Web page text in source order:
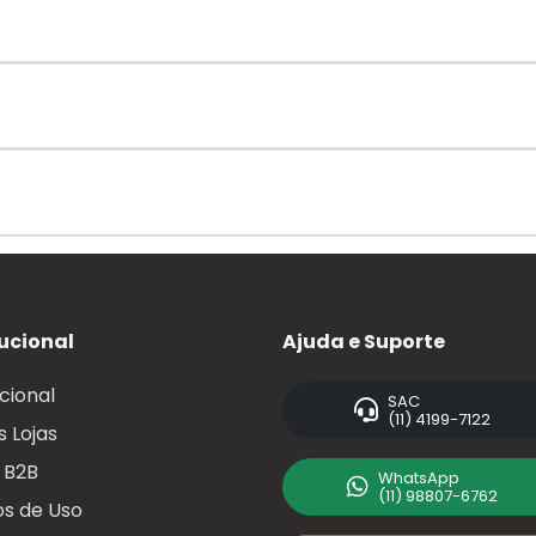
Lojas
de Uso
Ajuda e Suporte
SAC
(11) 4199-7122
WhatsApp
(11) 98807-6762